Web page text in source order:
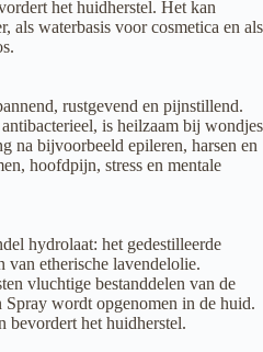
het huidherstel. Het kan
als waterbasis voor cosmetica en als
rustgevend en pijnstillend.
is heilzaam bij wondjes
na bijvoorbeeld epileren, harsen en
hoofdpijn, stress en mentale
hydrolaat: het gedestilleerde
etherische lavendelolie.
vluchtige bestanddelen van de
wordt opgenomen in de huid.
bevordert het huidherstel.